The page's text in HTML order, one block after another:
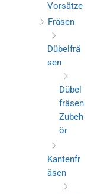
Vorsätze
Fräsen
Dübelfrä
sen
Dübel
fräsen
Zubeh
ör
Kantenfr
äsen